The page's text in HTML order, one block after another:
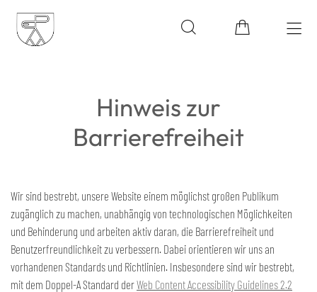
Hinweis zur
Barrierefreiheit
Wir sind bestrebt, unsere Website einem möglichst großen Publikum
zugänglich zu machen, unabhängig von technologischen Möglichkeiten
und Behinderung und arbeiten aktiv daran, die Barrierefreiheit und
Benutzerfreundlichkeit zu verbessern. Dabei orientieren wir uns an
vorhandenen Standards und Richtlinien. Insbesondere sind wir bestrebt,
mit dem Doppel-A Standard derWeb Content Accessibility Guidelines 2.2